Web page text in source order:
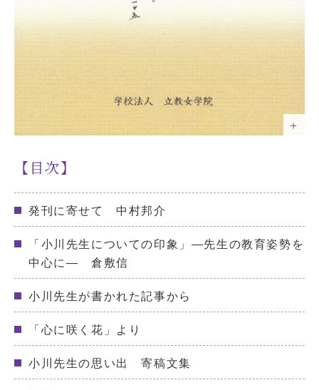
【目次】
発刊に寄せて 中村邦介
「小川先生についての印象」―先生の教育姿勢を
中心に― 倉敷信
小川先生が書かれた記事から
「心に咲く花」より
小川先生の思い出 寄稿文集